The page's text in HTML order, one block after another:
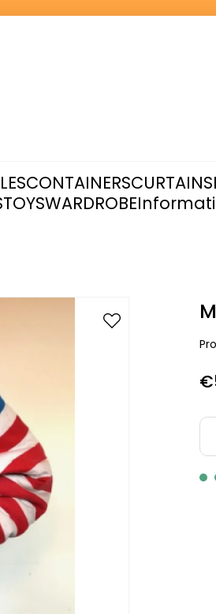
CONTAINERSCURTAINS
TOYSWARDROBE